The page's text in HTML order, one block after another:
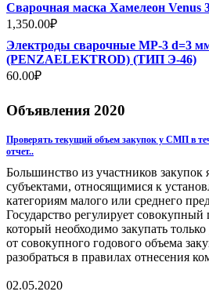
Сварочная маска Хамелеон Venus
1,350.00₽
Электроды сварочные МР-3 d=3
(PENZAELEKTROD) (ТИП Э-46)
60.00₽
Объявления 2020
Проверять текущий объем закупок у СМП в
отчет..
Большинство из участников
субъектами, относящимися к
категориям малого или среднего
Государство регулирует совокупный
который необходимо закупать
от совокупного годового объема
разобраться в правилах отнесения
02.05.2020